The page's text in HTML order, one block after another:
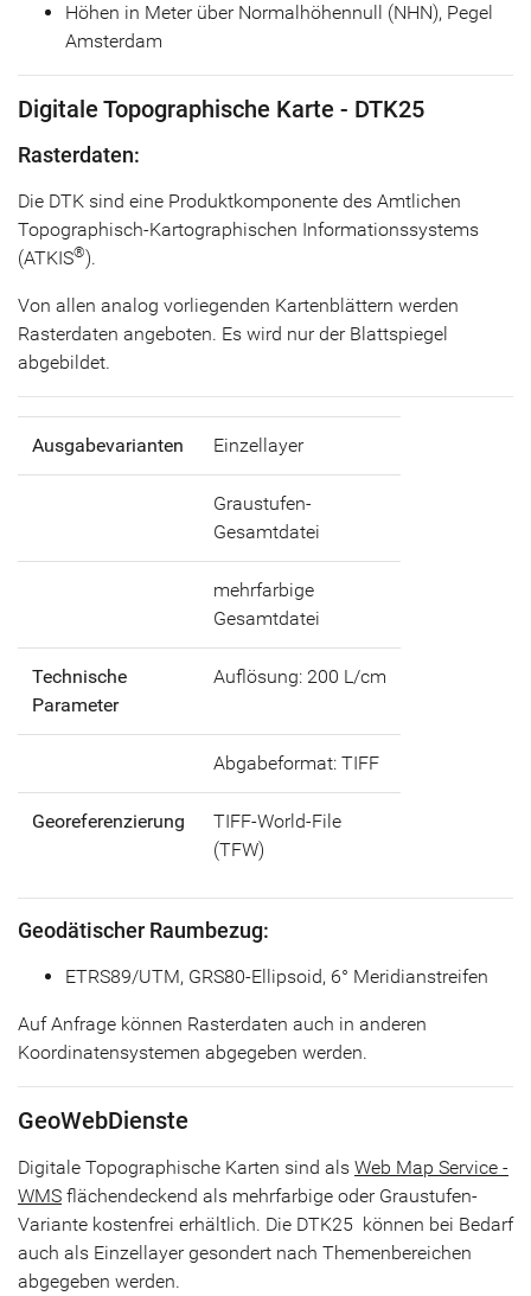
Höhen in Meter über Normalhöhennull (NHN), Pegel
Amsterdam
Digitale Topographische Karte - DTK25
Rasterdaten:
Die DTK sind eine Produktkomponente des Amtlichen
Topographisch-Kartographischen Informationssystems
(ATKIS®).
Von allen analog vorliegenden Kartenblättern werden
Rasterdaten angeboten. Es wird nur der Blattspiegel
abgebildet.
Ausgabevarianten Einzellayer
Graustufen-
Gesamtdatei
mehrfarbige
Gesamtdatei
Technische
Parameter
Auflösung: 200 L/cm
Abgabeformat: TIFF
Georeferenzierung
TIFF-World-File
(TFW)
Geodätischer Raumbezug:
ETRS89/UTM, GRS80-Ellipsoid, 6° Meridianstreifen
Auf Anfrage können Rasterdaten auch in anderen
Koordinatensystemen abgegeben werden.
GeoWebDienste
Digitale Topographische Karten sind als Web Map Service -
WMS flächendeckend als mehrfarbige oder Graustufen-
Variante kostenfrei erhältlich. Die DTK25 können bei Bedarf
auch als Einzellayer gesondert nach Themenbereichen
abgegeben werden.